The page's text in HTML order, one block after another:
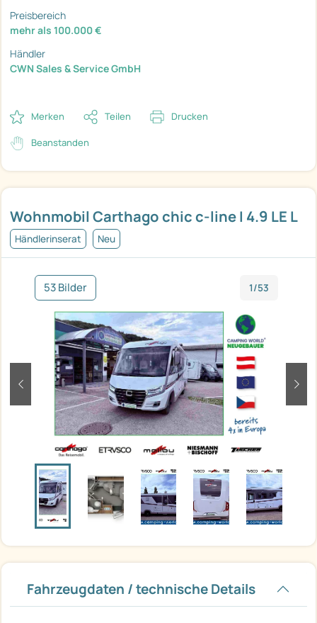
Wohnmobil Carthago chic c-line I 4.9 LE L
Händlerinserat Neu
53 Bilder 1/53
zurück
Fahrzeugdaten / technische Details
Preisbereich
mehr als 100.000 €
Händler
CWN Sales & Service GmbH
Merken Teilen Drucken
Beanstanden